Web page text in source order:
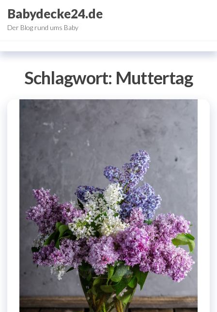
Inhalt
springen
Babydecke24.de
Der Blog rund ums Baby
Schlagwort: Muttertag